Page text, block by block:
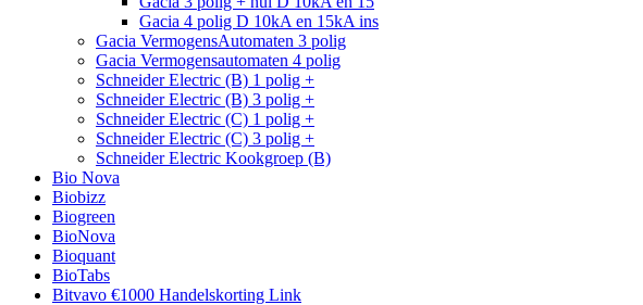
Gacia 4 polig D 10kA en 15kA ins
Gacia VermogensAutomaten 3 polig
Gacia Vermogensautomaten 4 polig
Schneider Electric (B) 1 polig +
Schneider Electric (B) 3 polig +
Schneider Electric (C) 1 polig +
Schneider Electric (C) 3 polig +
Schneider Electric Kookgroep (B)
Bio Nova
Biobizz
Biogreen
BioNova
Bioquant
BioTabs
Bitvavo €1000 Handelskorting Link